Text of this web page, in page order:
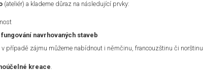
(ateliér) a klademe důraz na následující prvky:
navrhovaných staveb
v případě zájmu můžeme nabídnout i němčinu, francouzštinu či norštinu
kreace